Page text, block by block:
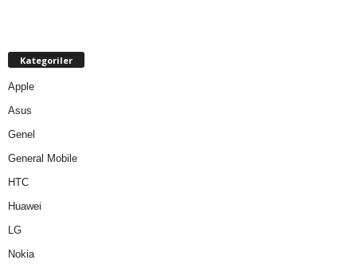
Kategoriler
Apple
Asus
Genel
General Mobile
HTC
Huawei
LG
Nokia